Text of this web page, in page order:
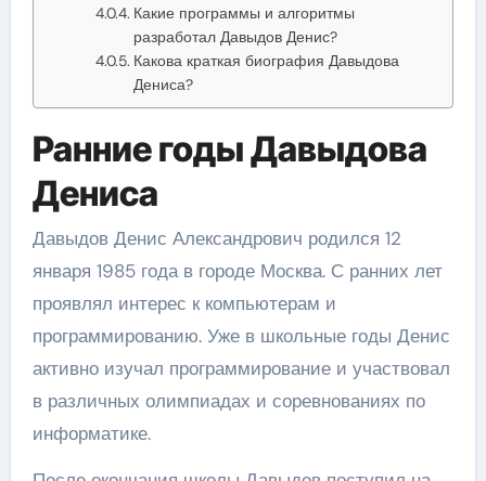
Какие программы и алгоритмы
разработал Давыдов Денис?
Какова краткая биография Давыдова
Дениса?
Ранние годы Давыдова
Дениса
Давыдов Денис Александрович родился 12
января 1985 года в городе Москва. С ранних лет
проявлял интерес к компьютерам и
программированию. Уже в школьные годы Денис
активно изучал программирование и участвовал
в различных олимпиадах и соревнованиях по
информатике.